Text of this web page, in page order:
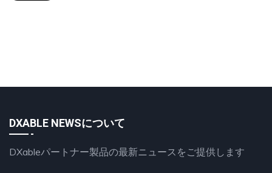
DXABLE NEWSについて
DXableパートナー製品の最新ニュースをご提供します